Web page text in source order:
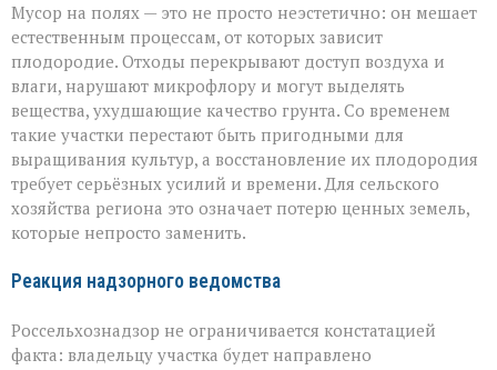
Мусор на полях — это не просто неэстетично: он мешает
естественным процессам, от которых зависит
плодородие. Отходы перекрывают доступ воздуха и
влаги, нарушают микрофлору и могут выделять
вещества, ухудшающие качество грунта. Со временем
такие участки перестают быть пригодными для
выращивания культур, а восстановление их плодородия
требует серьёзных усилий и времени. Для сельского
хозяйства региона это означает потерю ценных земель,
которые непросто заменить.
Реакция надзорного ведомства
Россельхознадзор не ограничивается констатацией
факта: владельцу участка будет направлено